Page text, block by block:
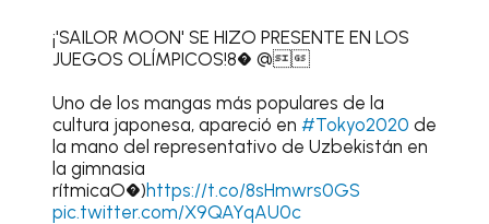
¡'SAILOR MOON' SE HIZO PRESENTE EN LOS
JUEGOS OLÍMPICOS!8� @
Uno de los mangas más populares de la
cultura japonesa, apareció en #Tokyo2020 de
la mano del representativo de Uzbekistán en
la gimnasia
rítmicaO�)https://t.co/8sHmwrs0GS
pic.twitter.com/X9QAYqAU0c